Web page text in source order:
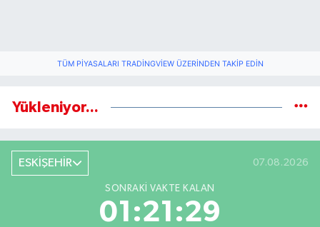
TÜM PIYASALARI TRADINGVIEW ÜZERINDEN TAKIP EDIN
Yükleniyor...
ESKİŞEHİR 07.08.2026
SONRAKI VAKTE KALAN
01:21:28